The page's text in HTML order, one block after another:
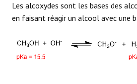
LA SYNTHÈSE
SPECTROSCOPIE
Les alcoxydes sont les bases des
en faisant réagir un alcool avec une